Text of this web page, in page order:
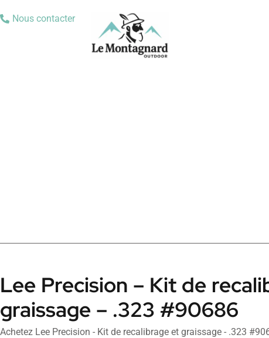
Nous contacter
Lee Precision – Kit de
graissage – .323 #90686
Achetez Lee Precision - Kit de recalibrage et graissage - .323